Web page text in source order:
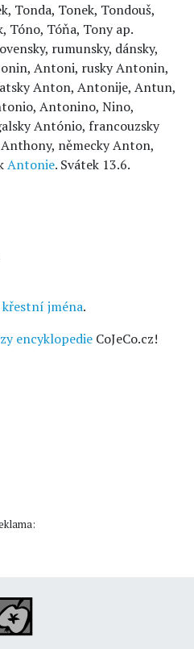
Tonda, Tonek, Tondouš,
Tóno, Tóňa, Tony ap.
rumunsky, dánsky,
Antoni, rusky Antonin,
Anton, Antonije, Antun,
Antonino, Nino,
António, francouzsky
německy Anton,
Antonie. Svátek 13.6.
křestní jména.
encyklopedie CoJeCo.cz!